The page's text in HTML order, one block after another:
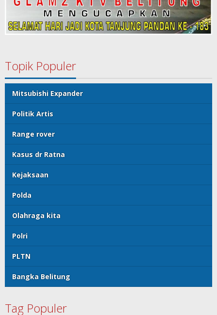
Topik Populer
Mitsubishi Expander
Politik Artis
Range rover
Kasus dr Ratna
Kejaksaan
Polda
Olahraga kita
Polri
PLTN
Bangka Belitung
Tag Populer